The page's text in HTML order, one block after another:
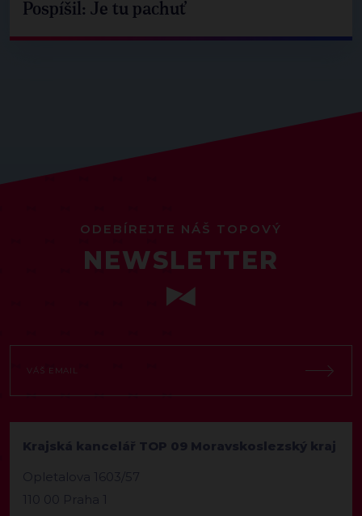
Pospíšil: Je tu pachuť
ODEBÍREJTE NÁŠ TOPOVÝ
NEWSLETTER
Krajská kancelář TOP 09 Moravskoslezský kraj
Opletalova 1603/57
110 00 Praha 1